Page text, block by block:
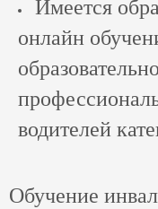
Имеется
онлайн
водителей
Обучение